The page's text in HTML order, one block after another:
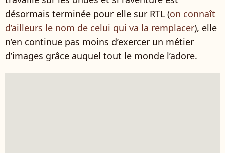
désormais terminée pour elle sur RTL (on connaît
d’ailleurs le nom de celui qui va la remplacer), elle
n’en continue pas moins d’exercer un métier
d’images grâce auquel tout le monde l’adore.